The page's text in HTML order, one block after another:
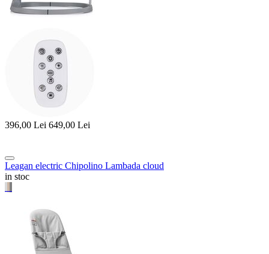
396,00 Lei 649,00 Lei
Leagan electric Chipolino Lambada cloud
in stoc